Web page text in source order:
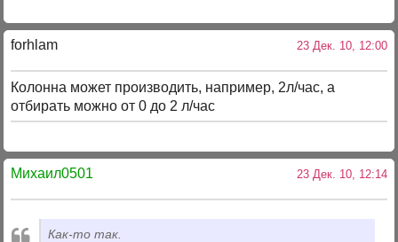
forhlam 23 Дек. 10, 12:00
Колонна может производить, например, 2л/час, а
отбирать можно от 0 до 2 л/час
Михаил0501 23 Дек. 10, 12:14
Как-то так.